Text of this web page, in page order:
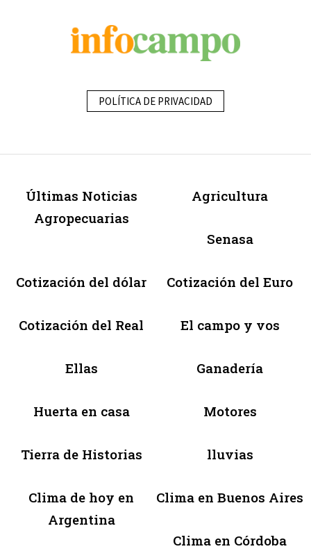
POLÍTICA DE PRIVACIDAD
Últimas Noticias
Agropecuarias
Agricultura
Senasa
Cotización del dólar Cotización del Euro
Cotización del Real El campo y vos
Ellas Ganadería
Huerta en casa Motores
Tierra de Historias lluvias
Clima de hoy en
Argentina
Clima en Buenos Aires
Clima en Córdoba